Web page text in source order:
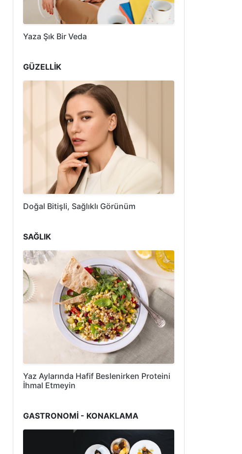
Yaza Şık Bir Veda
GÜZELLİK
Doğal Bitişli, Sağlıklı Görünüm
SAĞLIK
Yaz Aylarında Hafif Beslenirken Proteini
İhmal Etmeyin
GASTRONOMİ - KONAKLAMA